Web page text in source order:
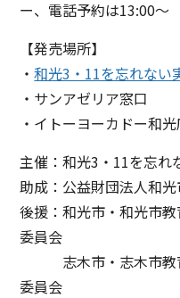
ー、電話予約は13:00～
【発売場所】
・和光3・11を忘れない
・サンアゼリア窓口
・イトーヨーカドー和
主催：和光3・11を忘れ
助成：公益財団法人和
後援：和光市・和光市
委員会
志木市・志木市
委員会